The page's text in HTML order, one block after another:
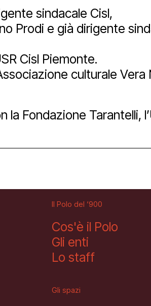
sindacale Cisl,
Prodi e già dirigente
Cisl Piemonte.
culturale
Fondazione Tarantelli,
Il Polo del ‘900
Cos'è il Polo
Gli enti
Lo staff
Gli spazi